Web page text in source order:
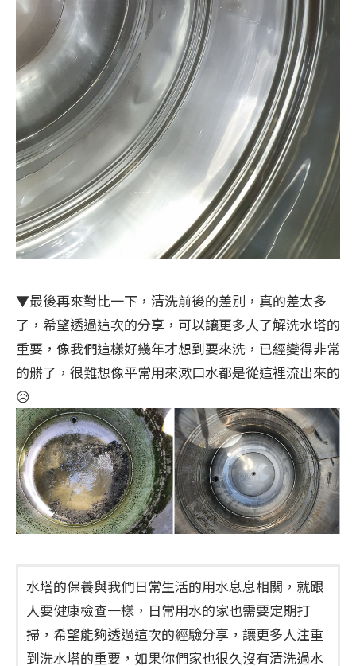
▼最後再來對比一下，清洗前後的差別，真的差太多
了，希望透過這次的分享，可以讓更多人了解洗水塔的
重要，像我們這樣好幾年才想到要來洗，已經變得非常
的髒了，很難想像平常用來漱口水都是從這裡流出來的
😥
水塔的保養與我們日常生活的用水息息相關，就跟
人要健康檢查一樣，日常用水的家也需要定期打
掃，希望能夠透過這次的經驗分享，讓更多人注重
到洗水塔的重要，如果你們家也很久沒有清洗過水